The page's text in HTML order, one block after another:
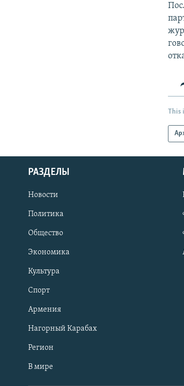
This
РАЗДЕЛЫ
Новости
Политика
Общество
Экономика
Культура
Спорт
Армения
Нагорный Карабах
Регион
В мире